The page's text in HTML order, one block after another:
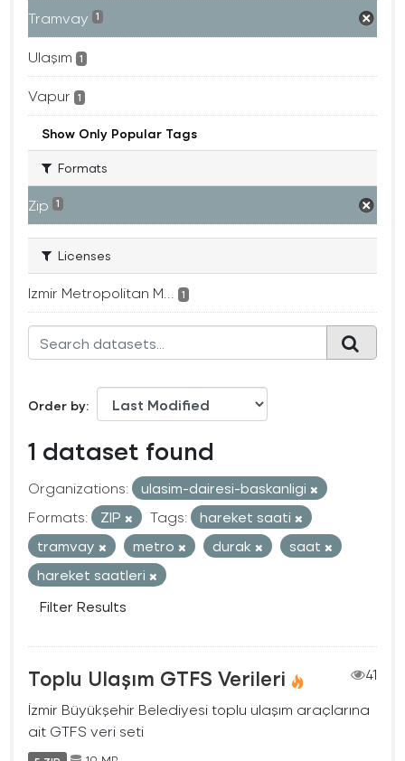
Tramvay 1
Ulaşım 1
Vapur 1
Show Only Popular Tags
Formats
Zip 1
Licenses
Izmir Metropolitan M... 1
Order by
1 dataset found
Organizations:
ulasim-dairesi-baskanligi
Formats:
ZIP Tags:
hareket saati
tramvay
metro durak
saat
hareket saatleri
Filter Results
Toplu Ulaşım GTFS Verileri
41
İzmir Büyükşehir Belediyesi toplu ulaşım araçlarına
ait GTFS veri seti